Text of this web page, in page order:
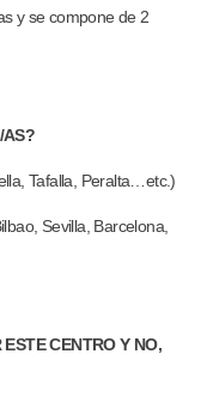
y se compone de 2
AS?
Tafalla, Peralta…etc.)
Sevilla, Barcelona,
CENTRO Y NO,